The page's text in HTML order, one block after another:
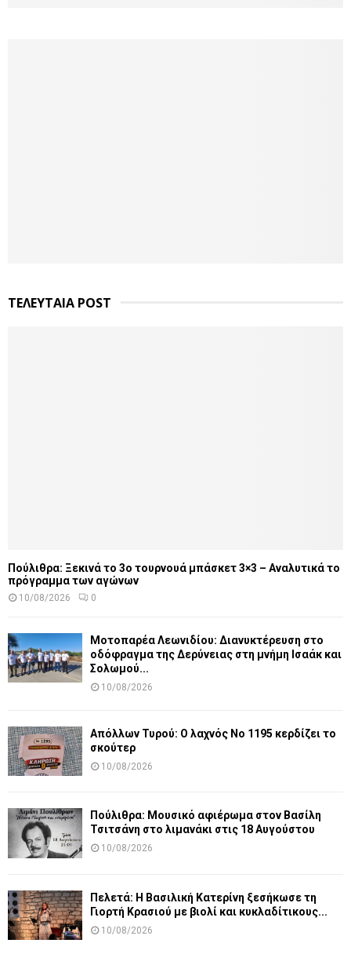
ΤΕΛΕΥΤΑΙΑ POST
Πούλιθρα: Ξεκινά το 3ο τουρνουά μπάσκετ 3×3 – Αναλυτικά το
πρόγραμμα των αγώνων
10/08/2026 0
Μοτοπαρέα Λεωνιδίου: Διανυκτέρευση στο
οδόφραγμα της Δερύνειας στη μνήμη Ισαάκ και
Σολωμού...
10/08/2026
Απόλλων Τυρού: Ο λαχνός Νο 1195 κερδίζει το
σκούτερ
10/08/2026
Πούλιθρα: Μουσικό αφιέρωμα στον Βασίλη
Τσιτσάνη στο λιμανάκι στις 18 Αυγούστου
10/08/2026
Πελετά: Η Βασιλική Κατερίνη ξεσήκωσε τη
Γιορτή Κρασιού με βιολί και κυκλαδίτικους...
10/08/2026